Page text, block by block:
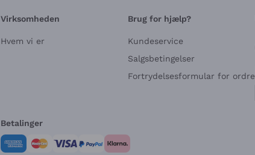
Virksomheden
Hvem vi er
Brug for hjælp?
Kundeservice
Salgsbetingelser
Fortrydelsesformular for ordre
Betalinger